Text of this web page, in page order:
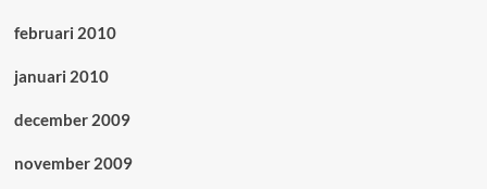
februari 2010
januari 2010
december 2009
november 2009